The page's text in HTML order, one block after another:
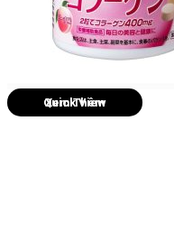
Quick View